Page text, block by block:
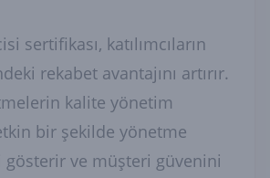
sertifikası, katılımcıların
rekabet avantajını artırır.
kalite yönetim
bir şekilde yönetme
gösterir ve müşteri güvenini